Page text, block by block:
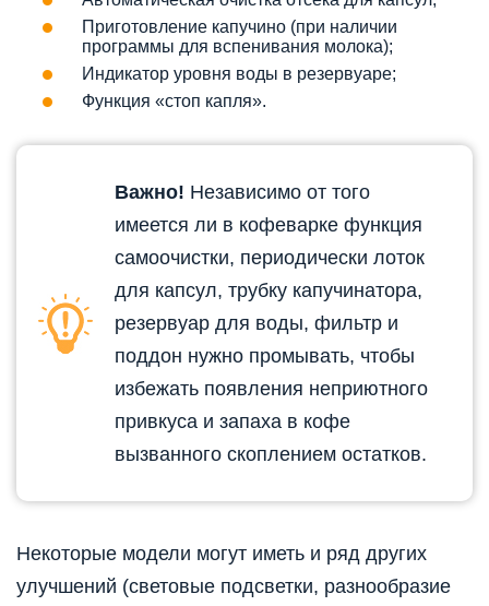
Приготовление капучино (при наличии
программы для вспенивания молока);
Индикатор уровня воды в резервуаре;
Функция «стоп капля».
Важно! Независимо от того
имеется ли в кофеварке функция
самоочистки, периодически лоток
для капсул, трубку капучинатора,
резервуар для воды, фильтр и
поддон нужно промывать, чтобы
избежать появления неприютного
привкуса и запаха в кофе
вызванного скоплением остатков.
Некоторые модели могут иметь и ряд других
улучшений (световые подсветки, разнообразие